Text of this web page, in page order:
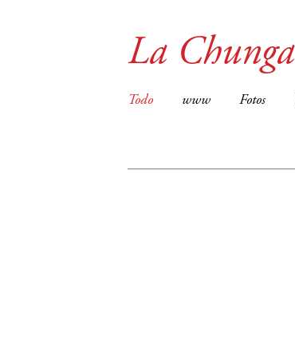
La Chunga
Todo www Fotos